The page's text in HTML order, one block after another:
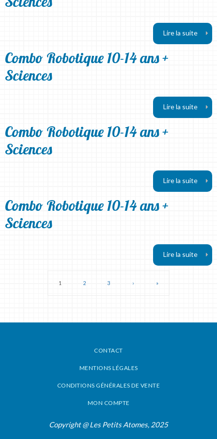
Lire la suite
Combo Robotique 10-14 ans +
Sciences
Lire la suite
Combo Robotique 10-14 ans +
Sciences
Lire la suite
Combo Robotique 10-14 ans +
Sciences
Lire la suite
1 2 3 › »
CONTACT
MENTIONS LÉGALES
CONDITIONS GÉNÉRALES DE VENTE
MON COMPTE
Copyright @ Les Petits Atomes, 2025